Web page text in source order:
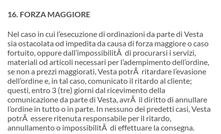
16. FORZA MAGGIORE
Nel caso in cui l’esecuzione di ordinazioni da parte di Vesta
sia ostacolata od impedita da causa di forza maggiore o caso
fortuito, oppure dall’impossibilitÃ di procurarsi i servizi,
materiali od articoli necessari per l’adempimento dell’ordine,
se non a prezzi maggiorati, Vesta potrÃ ritardare l’evasione
dell’ordine e, in tal caso, comunicato il ritardo al cliente;
questi, entro 3 (tre) giorni dal ricevimento della
comunicazione da parte di Vesta, avrÃ il diritto di annullare
l’ordine in tutto o in parte. In nessuno dei predetti casi, Vesta
potrÃ essere ritenuta responsabile per il ritardo,
annullamento o impossibilitÃ di effettuare la consegna.